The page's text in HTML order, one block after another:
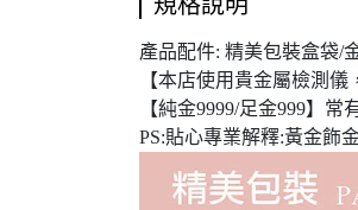
產品配件: 精美包裝盒袋/
【本店使用貴金屬檢測
【純金9999/足金999】
PS:貼心專業解釋:黃金飾